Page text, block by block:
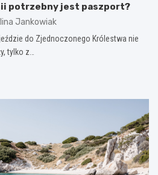
potrzebny jest paszport?
Jankowiak
do Zjednoczonego Królestwa nie
tylko z…